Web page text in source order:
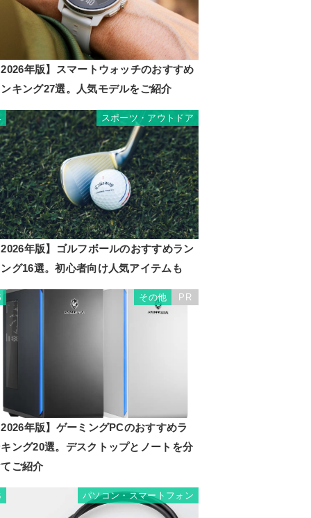
年版】スマートウォッチのおすすめ
キング27選。人気モデルをご紹介
スポーツ・アウトドア
年版】ゴルフボールのおすすめラン
グ16選。初心者向け人気アイテムも
その他 PR
年版】ゲーミングPCのおすすめラ
ング20選。デスクトップとノートを分
ご紹介
パソコン・スマートフォン